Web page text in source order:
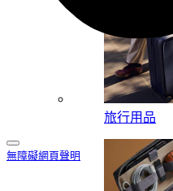
無障礙網頁聲明
旅行用品